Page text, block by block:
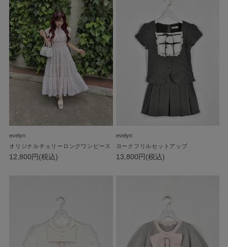
evelyn
オリジナルチェリーロングワンピース
12,800円(税込)
evelyn
ヨークフリルセットアップ
13,800円(税込)